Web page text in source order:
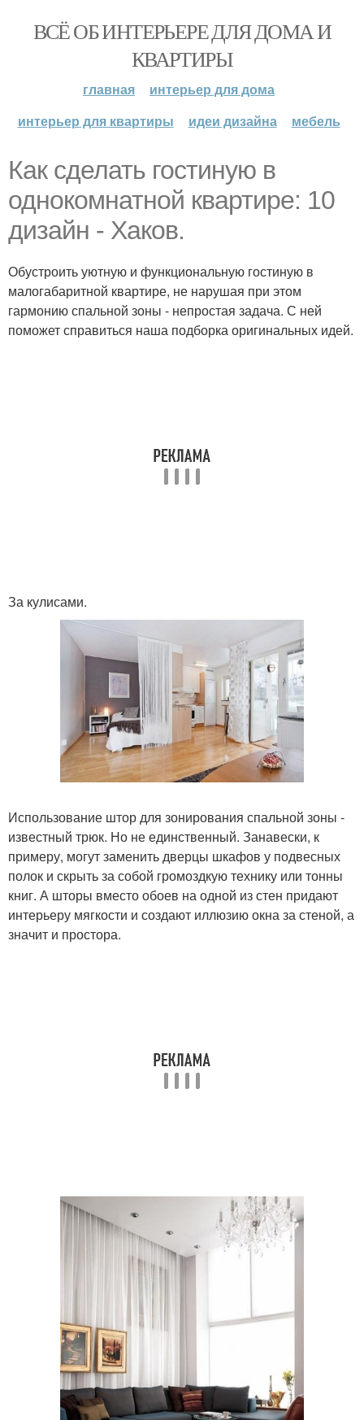
ВСЁ ОБ ИНТЕРЬЕРЕ ДЛЯ ДОМА И
КВАРТИРЫ
главная
интерьер для дома
интерьер для квартиры
идеи дизайна мебель
Как сделать гостиную в
однокомнатной квартире: 10
дизайн - Хаков.
Обустроить уютную и функциональную гостиную в
малогабаритной квартире, не нарушая при этом
гармонию спальной зоны - непростая задача. С ней
поможет справиться наша подборка оригинальных идей.
За кулисами.
Использование штор для зонирования спальной зоны -
известный трюк. Но не единственный. Занавески, к
примеру, могут заменить дверцы шкафов у подвесных
полок и скрыть за собой громоздкую технику или тонны
книг. А шторы вместо обоев на одной из стен придают
интерьеру мягкости и создают иллюзию окна за стеной, а
значит и простора.